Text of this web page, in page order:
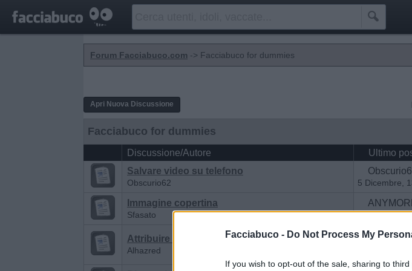
Facciabuco - Do Not Process My
If you wish to opt-out of the sale, sharing to

Forum Facciabuco.com -> Facciabuco for dummies
Apri Nuova Discussione
Facciabuco for dummies
Discussione/Autore Ultimo
Salvare video su telefono
Obscurio62 5 Dicembre,
Immagine copertina
Sfasato 1 Dicembre,
Attribuire la stima
Alhazred
Alhazred